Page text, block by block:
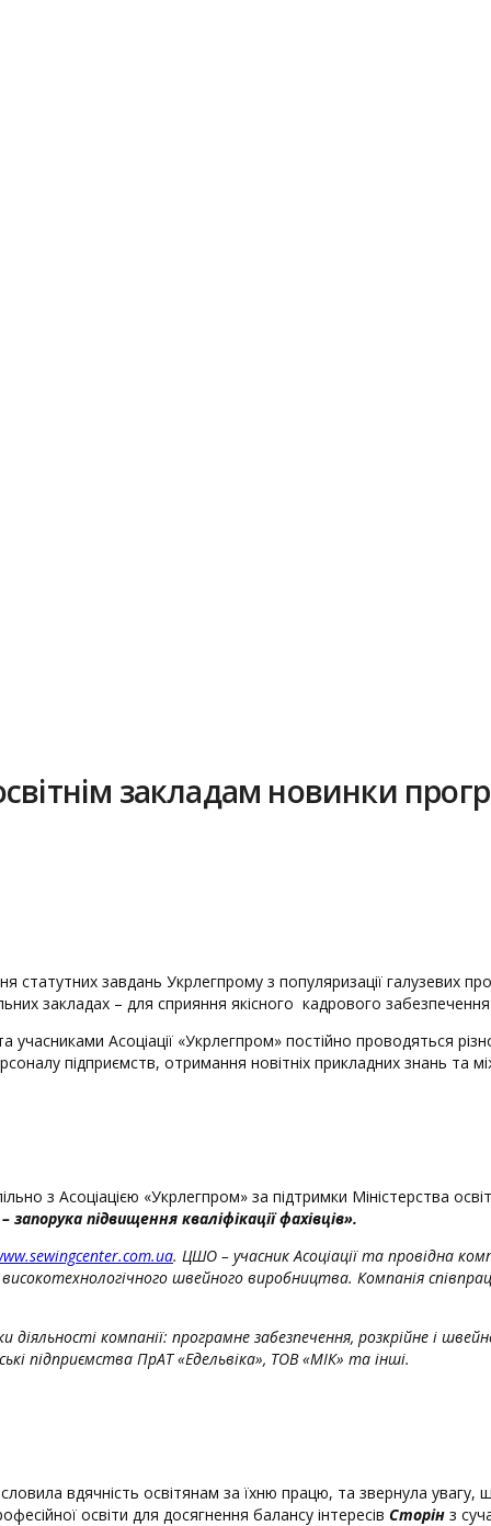
закладам новинки
статутних завдань Укрлегпрому з популяризації галузевих
закладах – для сприяння якісного кадрового
Асоціації «Укрлегпром» постійно проводяться
підприємств, отримання новітніх прикладних знань та
з Асоціацією «Укрлегпром» за підтримки Міністерства
підвищення кваліфікації фахівців».
. ЦШО – учасник Асоціації та провідна
швейного виробництва. Компанія
компанії: програмне забезпечення, розкрійне і
підприємства ПрАТ «Едельвіка», ТОВ «МІК» та інші.
вдячність освітянам за їхню працю, та звернула увагу,
освіти для досягнення балансу інтересів Сторін з